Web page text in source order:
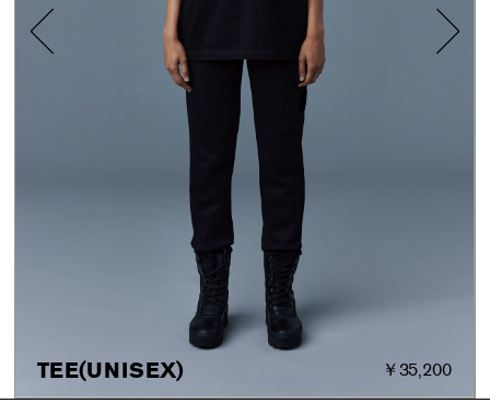
TEE(UNISEX) ￥35,200